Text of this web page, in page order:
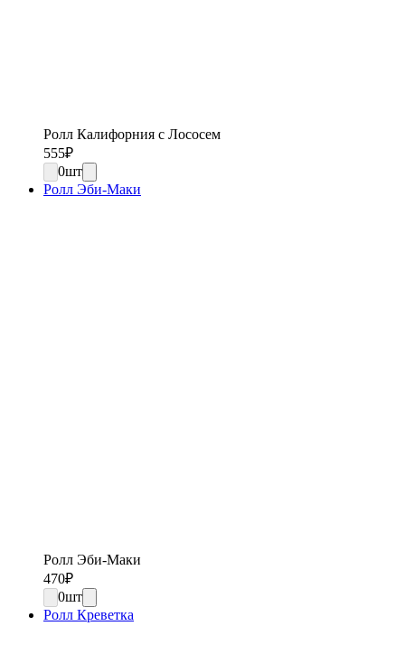
Ролл Калифорния с Лососем
555₽
0шт
Ролл Эби-Маки
Ролл Эби-Маки
470₽
0шт
Ролл Креветка